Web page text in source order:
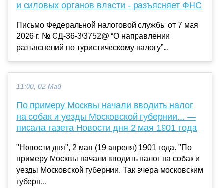
и силовых органов власти - разъясняет ФНС
Письмо Федеральной налоговой службы от 7 мая
2026 г. № СД-36-3/3752@ “О направлении
разъяснений по туристическому налогу”...
11:00, 02 Май
По примеру Москвы начали вводить налог
на собак и уезды Московской губернии... —
писала газета Новости дня 2 мая 1901 года
"Новости дня", 2 мая (19 апреля) 1901 года. "По
примеру Москвы начали вводить налог на собак и
уезды Московской губернии. Так вчера московским
губерн...